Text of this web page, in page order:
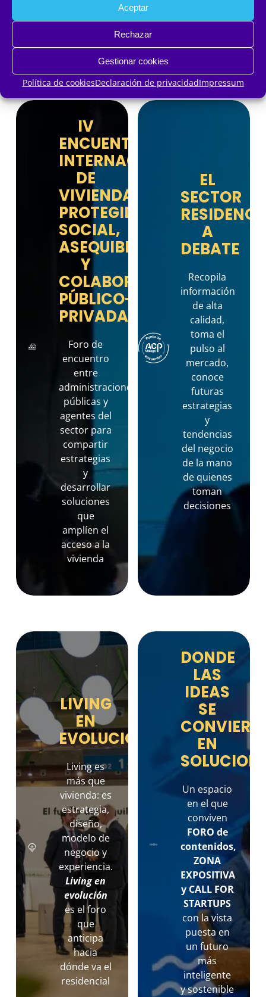
Aceptar
Rechazar
Gestionar cookies
Política de cookiesDeclaración de privacidadImpressum
primer nivel
IV
ENCUENTRO
INTERNACIONAL
DE
VIVIENDA
PROTEGIDA,
SOCIAL,
ASEQUIBLE
Y
COLABORACIÓN
PÚBLICO-
PRIVADA
Foro de
encuentro
entre
administraciones
públicas y
agentes del
sector para
compartir
estrategias
y
desarrollar
soluciones
que
amplíen el
acceso a la
vivienda
EL
SECTOR
A
DEBATE
Recopila
información
de alta
calidad,
toma el
pulso al
mercado,
conoce
futuras
estrategias
y
tendencias
del negocio
de la mano
de quienes
toman
decisiones
LIVING
EN
EVOLUCIÓN
Living es
más que
vivienda: es
estrategia,
diseño,
modelo de
negocio y
experiencia.
Living en
evolución
es el foro
que
anticipa
hacia
dónde va el
residencial
DONDE
LAS
IDEAS
SE
EN
Un espacio
en el que
conviven
FORO de
contenidos,
ZONA
EXPOSITIVA
y CALL FOR
STARTUPS
con la vista
puesta en
un futuro
más
inteligente
y sostenible